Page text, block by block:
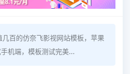
百的仿奈飞影视网站模板，苹果
机端，模板测试完美...